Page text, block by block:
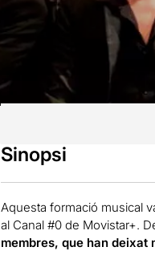
Sinopsi
Aquesta formació musical
al Canal #0 de Movistar+.
membres, que han